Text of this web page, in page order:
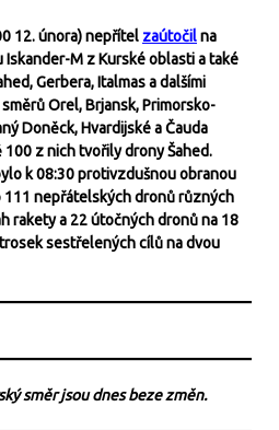
12. února) nepřítel zaútočilna
M z Kurské oblasti a také
Gerbera, Italmas a dalšími
Orel, Brjansk, Primorsko-
Doněck, Hvardijské a Čauda
100 z nich tvořily drony Šahed.
k 08:30 protivzdušnou obranou
nepřátelských dronů různých
rakety a 22 útočných dronů na 18
sestřelených cílů na dvou
směr jsou dnes beze změn.